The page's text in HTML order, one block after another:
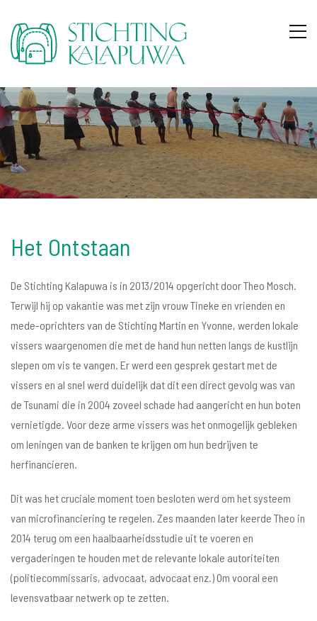
Het Ontstaan
De Stichting Kalapuwa is in 2013/2014 opgericht door Theo Mosch.
Terwijl hij op vakantie was met zijn vrouw Tineke en vrienden en
mede-oprichters van de Stichting Martin en Yvonne, werden lokale
vissers waargenomen die met de hand hun netten langs de kustlijn
slepen om vis te vangen. Er werd een gesprek gestart met de
vissers en al snel werd duidelijk dat dit een direct gevolg was van
de Tsunami die in 2004 zoveel schade had aangericht en hun boten
vernietigde. Voor deze arme vissers was het onmogelijk gebleken
om leningen van de banken te krijgen om hun bedrijven te
herfinancieren.
Dit was het cruciale moment toen besloten werd om het systeem
van microfinanciering te regelen. Zes maanden later keerde Theo in
2014 terug om een haalbaarheidsstudie uit te voeren en
vergaderingen te houden met de relevante lokale autoriteiten
(politiecommissaris, advocaat, advocaat enz.) Om vooral een
levensvatbaar netwerk op te zetten.